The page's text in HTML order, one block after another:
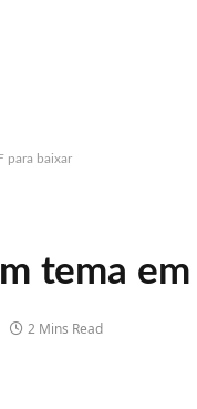
para baixar
tema
2 Mins Read